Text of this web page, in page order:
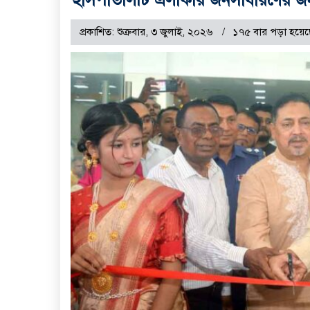
প্রকাশিত: শুক্রবার, ৩ জুলাই, ২০২৬ ১৭৫ বার পড়া